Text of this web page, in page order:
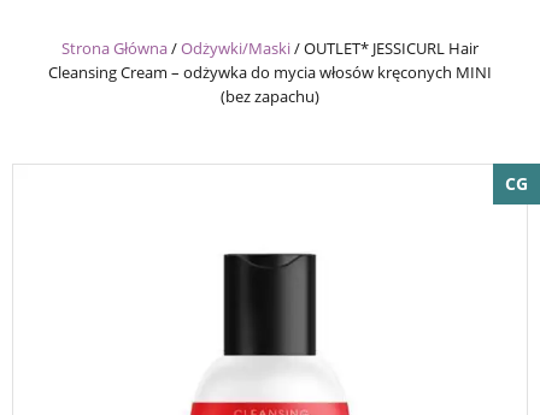
Strona Główna/Odżywki/Maski/OUTLET* JESSICURL Hair
Cleansing Cream – odżywka do mycia włosów kręconych MINI
(bez zapachu)
CG